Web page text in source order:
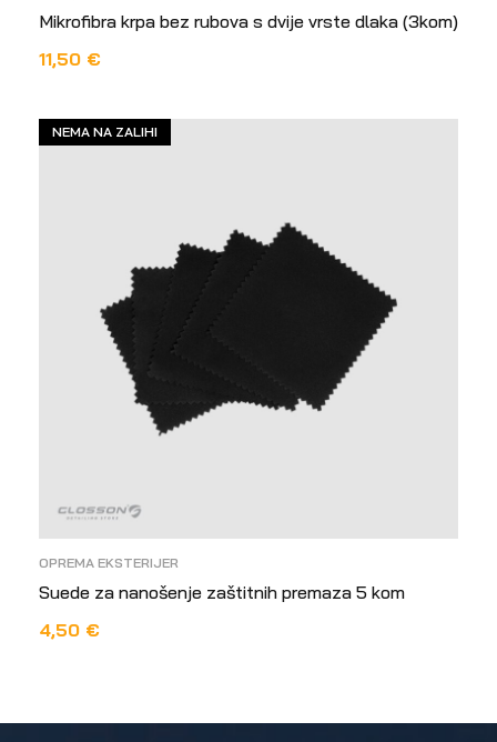
Mikrofibra krpa bez rubova s dvije vrste dlaka (3kom)
11,50 €
NEMA NA ZALIHI
OPREMA EKSTERIJER
Suede za nanošenje zaštitnih premaza 5 kom
4,50 €